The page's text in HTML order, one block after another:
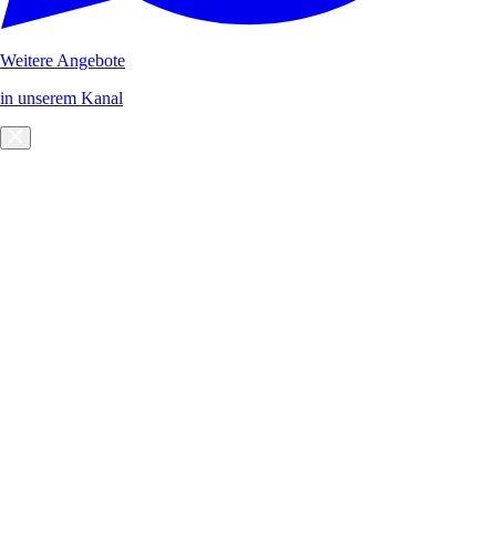
Weitere Angebote
in unserem Kanal